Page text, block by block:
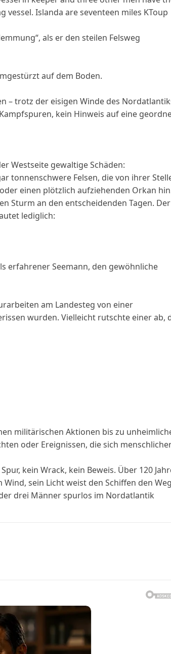
als er den steilen Felsweg
auf dem Boden.
– trotz der eisigen Winde des
kein Hinweis auf eine
Westseite gewaltige Schäden:
tonnenschwere Felsen, die von ihrer
einen plötzlich aufziehenden Orkan
Sturm an den entscheidenden Tagen. Der
lediglich:
erfahrener Seemann, den gewöhnliche
am Landesteg von einer
wurden. Vielleicht rutschte einer ab,
militärischen Aktionen bis zu
oder Ereignissen, die sich
kein Wrack, kein Beweis. Über 120
sein Licht weist den Schiffen den
drei Männer spurlos im Nordatlantik